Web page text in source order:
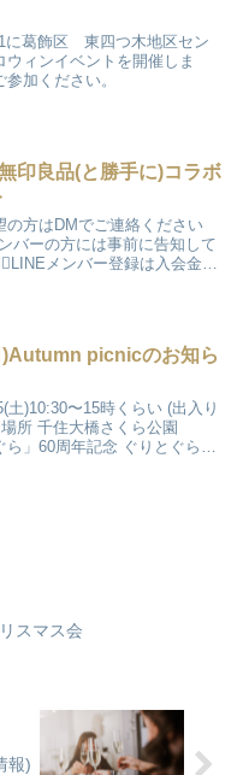
に葛飾区 東四つ木地区セン
ウィンイベントを開催しま
加ください。
印良品(と勝手に)コラボ
の方はDMでご連絡ください
バーの方には事前に告知して
メンバー登録は入会金年
)Autumn picnicのお知ら
土)10:30〜15時くらい (出入り
所 千住大橋さくら公園
ら」60周年記念 ぐりとぐら撮
スマス会
報)